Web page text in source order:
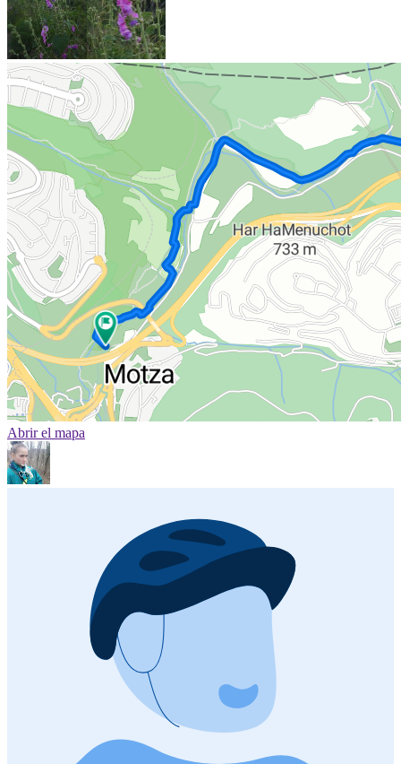
Abrir el mapa